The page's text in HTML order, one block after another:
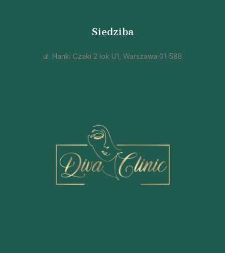
Siedziba
ul. Hanki Czaki 2 lok U1, Warszawa 01-588